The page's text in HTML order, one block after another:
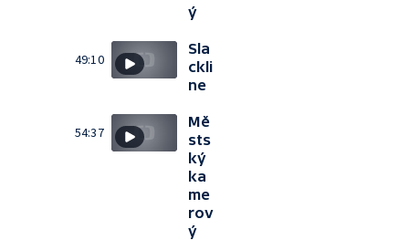
ý
49:10
Sla
ckli
ne
54:37
Mě
sts
ký
ka
me
rov
ý